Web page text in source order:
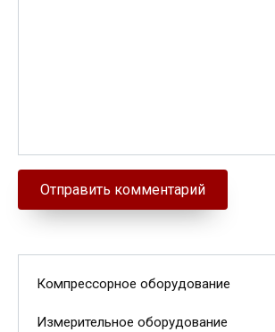
Компрессорное оборудование
Измерительное оборудование